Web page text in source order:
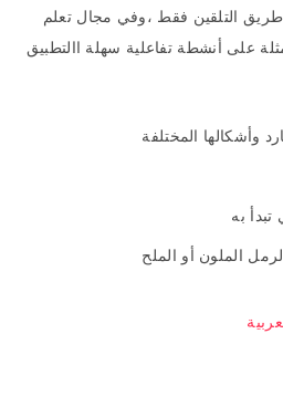
التلقين فقط ،وفي مجال تعلم
على أنشطة تفاعلية سهلة االتطبيق
وأشكالها المختلفة
به
الملون أو الملح